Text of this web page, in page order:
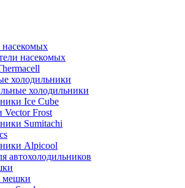
насекомых
насекомых
холодильники
холодильники
Ice Cube
Vector Frost
Sumitachi
Alpicool
автохолодильников
мешки